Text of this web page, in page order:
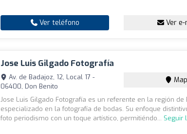
Ver teléfono Ver
Jose Luis Gilgado Fotografía
Av. de Badajoz, 12, Local 17 -
06400, Don Benito
Jose Luis Gilgado Fotografía es un referente en la región de
especializado en la fotografía de bodas. Su enfoque
foto periodismo con un toque artístico, permitiéndo... Seguir